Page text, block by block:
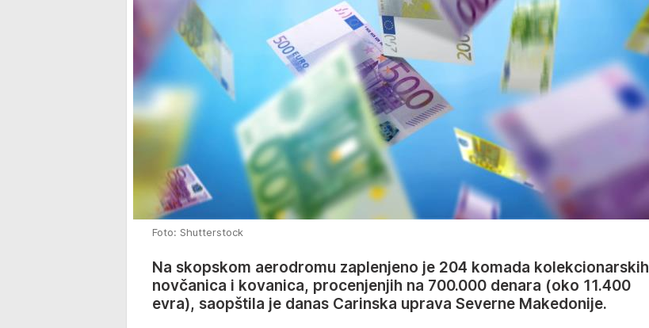
Foto: Shutterstock
Na skopskom aerodromu zaplenjeno je 204 komada kolekcionarskih
novčanica i kovanica, procenjenjih na 700.000 denara (oko 11.400
evra), saopštila je danas Carinska uprava Severne Makedonije.